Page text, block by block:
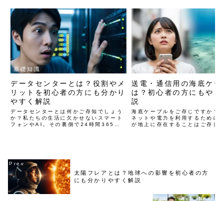
基礎知識
データセンターとは？役割やメ
リットを初心者の方にも分かり
やすく解説
データセンターとは何かご存知でしょう
か？私たちの生活に欠かせないスマート
フォンやAI。その裏側で24時間365日
情報通信
送電・通信用の海底ケ
は？初心者の方にもや
説
海底ケーブルをご存じですか？
ネットや電力を利用するための
が地上に存在することはご存じ
太陽フレアとは？地球への影響を初心者の方
にも分かりやすく解説